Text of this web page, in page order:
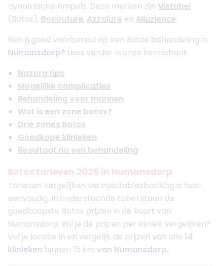
dynamische rimpels. Deze merken zijn Vistabel
(Botox), Bocouture, Azzalure en Alluzience.
Ben jij goed voorbereid op een Botox behandeling in
Numansdorp? Lees verder in onze kennisbank:
Nazorg tips
Mogelijke complicaties
Behandeling voor mannen
Wat is een zone botox?
Drie zones Botox
Goedkope klinieken
Resultaat na een behandeling
Botox tarieven 2026 in Numansdorp
Tarieven vergelijken via Injectablesbooking is heel
eenvoudig. In onderstaande tabel staan de
goedkoopste Botox prijzen in de buurt van
Numansdorp. Wil je de prijzen per kliniek vergelijken?
Vul je locatie in en vergelijk de prijzen van alle 14
klinieken binnen 15 km van Numansdorp.